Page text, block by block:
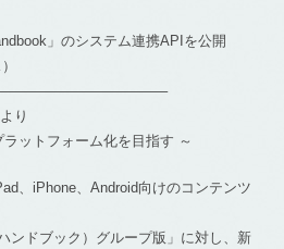
」のシステム連携APIを公開
り
ットフォーム化を目指す ～
、iPhone、Android向けのコンテンツ
ンドブック）グループ版」に対し、新